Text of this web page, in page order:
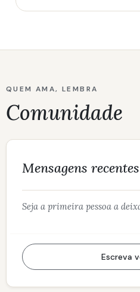
QUEM AMA, LEMBRA
Comunidade
Mensagens recentes
Seja a primeira pessoa a
Escreva